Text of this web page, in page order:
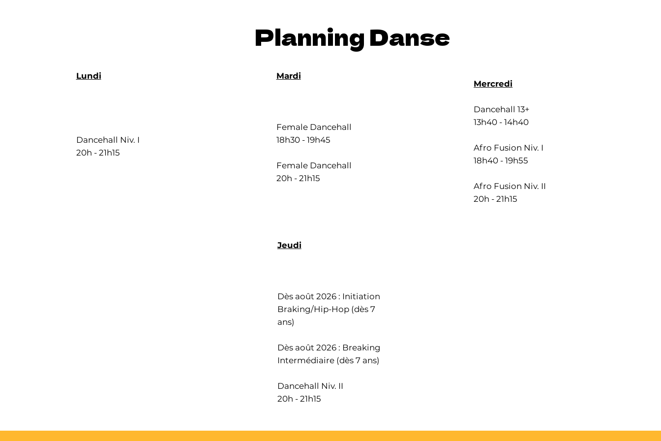
Lundi
Dancehall Niv. I
20h - 21h15
Planning Danse
Mardi
Female Dancehall
18h30 - 19h45
Female Dancehall
20h - 21h15
Jeudi
Dès août 2026 : Initiation
Braking/Hip-Hop (dès 7
ans)
Dès août 2026 : Breaking
Intermédiaire (dès 7 ans)
Dancehall Niv. II
20h - 21h15
Mercredi
Dancehall 13+
13h40 - 14h40
Afro Fusion Niv. I
18h40 - 19h55
Afro Fusion Niv. II
20h - 21h15